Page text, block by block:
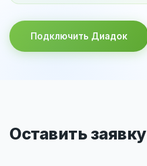
Подключить Диадок
Оставить заявку